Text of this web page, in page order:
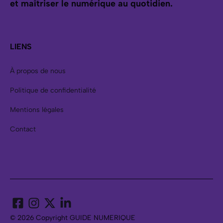
et maîtriser le numérique au quotidien.
LIENS
À propos de nous
Politique de confidentialité
Mentions légales
Contact
© 2026 Copyright GUIDE NUMERIQUE